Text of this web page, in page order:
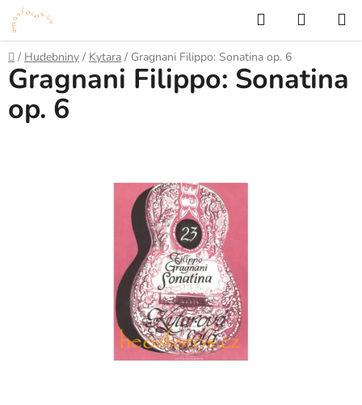
Přejít
na
obsah
Hledat
KOŠÍK
Domů
/ Hudebniny / Kytara / Gragnani Filippo: Sonatina op. 6
Gragnani Filippo: Sonatina
op. 6